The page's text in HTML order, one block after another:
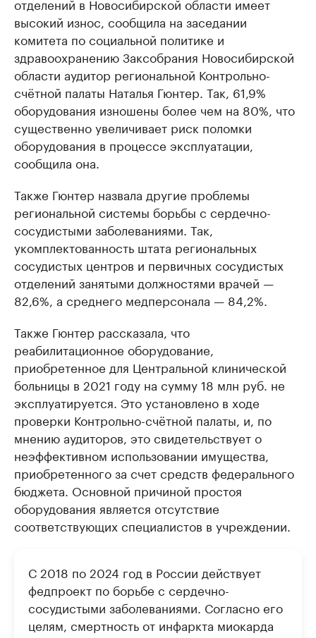
высокий износ, сообщила на заседании
комитета по социальной политике и
здравоохранению Заксобрания Новосибирской
области аудитор региональной Контрольно-
счётной палаты Наталья Гюнтер. Так, 61,9%
оборудования изношены более чем на 80%, что
существенно увеличивает риск поломки
оборудования в процессе эксплуатации,
сообщила она.
Также Гюнтер назвала другие проблемы
региональной системы борьбы с сердечно-
сосудистыми заболеваниями. Так,
укомплектованность штата региональных
сосудистых центров и первичных сосудистых
отделений занятыми должностями врачей —
82,6%, а среднего медперсонала — 84,2%.
Также Гюнтер рассказала, что
реабилитационное оборудование,
приобретенное для Центральной клинической
больницы в 2021 году на сумму 18 млн руб. не
эксплуатируется. Это установлено в ходе
проверки Контрольно-счётной палаты, и, по
мнению аудиторов, это свидетельствует о
неэффективном использовании имущества,
приобретенного за счет средств федерального
бюджета. Основной причиной простоя
оборудования является отсутствие
соответствующих специалистов в учреждении.
С 2018 по 2024 год в России действует
федпроект по борьбе с сердечно-
сосудистыми заболеваниями. Согласно его
целям, смертность от инфаркта миокарда